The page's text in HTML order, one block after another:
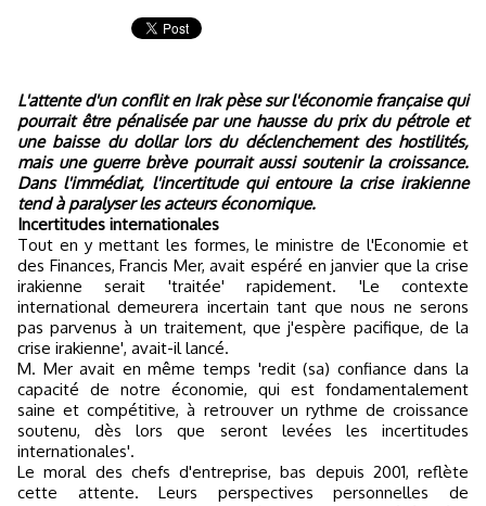
L'attente d'un conflit en Irak pèse sur l'économie française qui
pourrait être pénalisée par une hausse du prix du pétrole et
une baisse du dollar lors du déclenchement des hostilités,
mais une guerre brève pourrait aussi soutenir la croissance.
Dans l'immédiat, l'incertitude qui entoure la crise irakienne
tend à paralyser les acteurs économique.
Incertitudes internationales
Tout en y mettant les formes, le ministre de l'Economie et
des Finances, Francis Mer, avait espéré en janvier que la crise
irakienne serait 'traitée' rapidement. 'Le contexte
international demeurera incertain tant que nous ne serons
pas parvenus à un traitement, que j'espère pacifique, de la
crise irakienne', avait-il lancé.
M. Mer avait en même temps 'redit (sa) confiance dans la
capacité de notre économie, qui est fondamentalement
saine et compétitive, à retrouver un rythme de croissance
soutenu, dès lors que seront levées les incertitudes
internationales'.
Le moral des chefs d'entreprise, bas depuis 2001, reflète
cette attente. Leurs perspectives personnelles de